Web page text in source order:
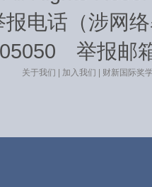
电话（涉网
举报邮
关于我们 加入我们 财新国际奖